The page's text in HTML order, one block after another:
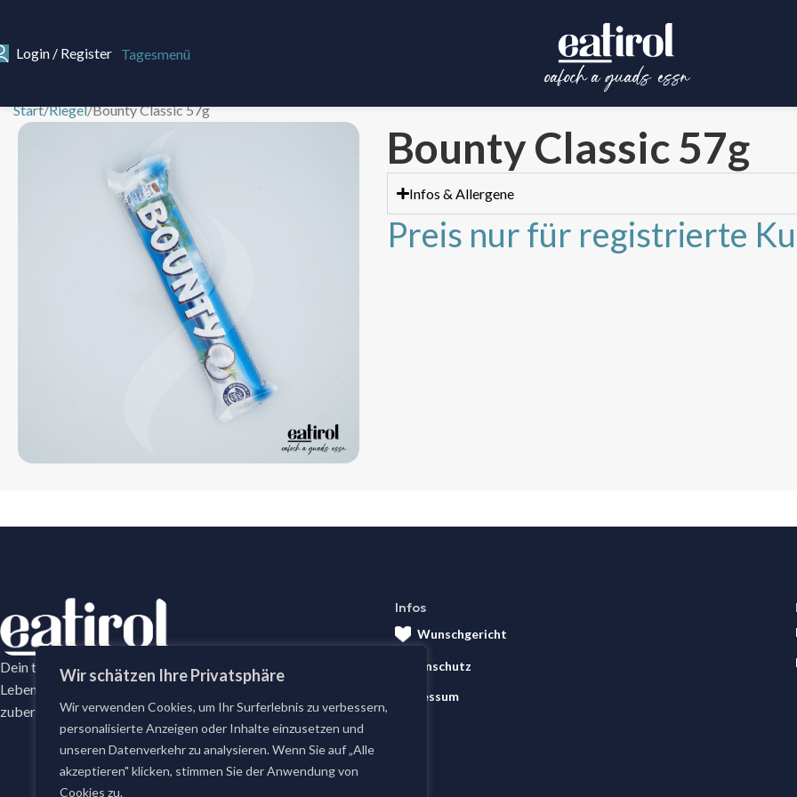
Wir schätzen Ihre Privatsphäre
Wir verwenden Cookies, um Ihr Surferlebnis zu verbessern,
personalisierte Anzeigen oder Inhalte einzusetzen und
unseren Datenverkehr zu analysieren. Wenn Sie auf „Alle
akzeptieren" klicken, stimmen Sie der Anwendung von
Cookies zu.
Login / Register Tagesmenü
Start Riegel Bounty Classic 57g
Bounty Classic 57g
Infos & Allergene
Preis nur für registrierte
Dein tägliches Frische-Versprechen mit erstklassige
Lebensmittel. Bei eatirol bestellst du täglich frisch
zubereitete Gerichte und erstklassige Lebensmittel.
Infos
Wunschgericht
Datenschutz
Impressum